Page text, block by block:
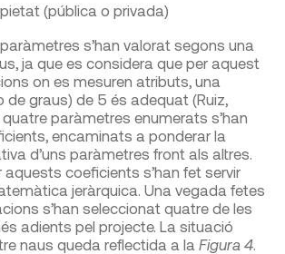
(pública o privada)
s’han valorat segons una
ja que es considera que per aquest
on es mesuren atributs, una
de graus) de 5 és adequat (Ruiz,
quatre paràmetres enumerats s’han
encaminats a ponderar la
d’uns paràmetres front als altres.
aquests coeficients s’han fet servir
jeràrquica. Una vegada fetes
s’han seleccionat quatre de les
adients pel projecte. La situació
naus queda reflectida a la Figura 4.